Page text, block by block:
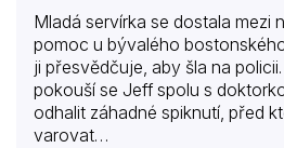
Mladá servírka se dostala mezi
pomoc u bývalého
ji přesvědčuje, aby šla na
pokouší se Jeff spolu s
odhalit záhadné spiknutí, před
varovat…